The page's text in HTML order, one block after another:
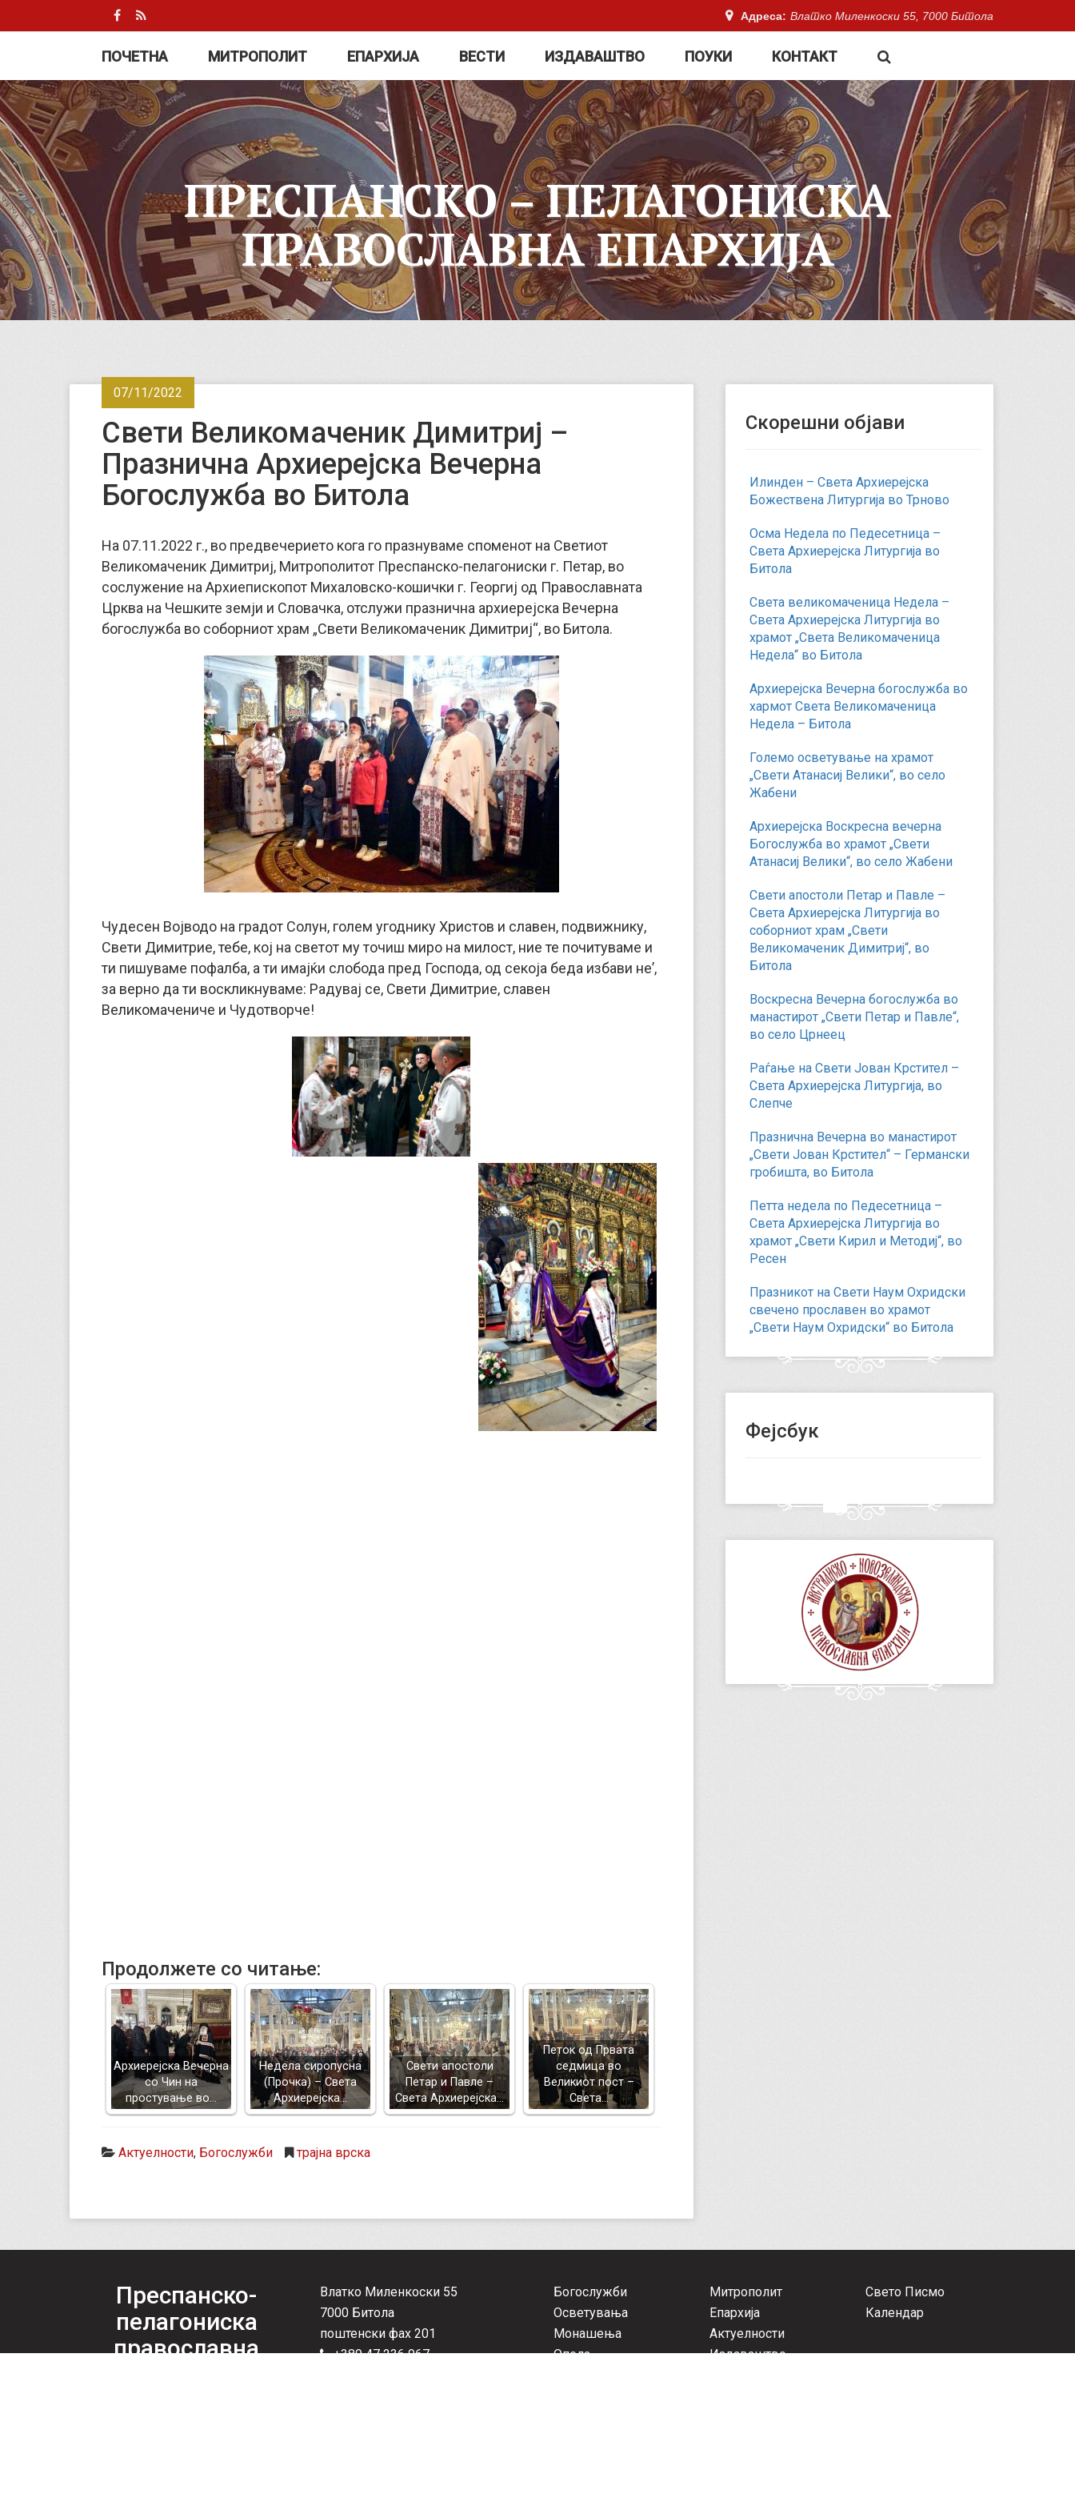
Адреса: Влатко Миленкоски 55, 7000 Битола
ПОЧЕТНА МИТРОПОЛИТ ЕПАРХИЈА ВЕСТИ ИЗДАВАШТВО ПОУКИ КОНТАКТ
ПРЕСПАНСКО – ПЕЛАГОНИСКА
ПРАВОСЛАВНА ЕПАРХИЈА
07/11/2022
Свети Великомаченик Димитриј –
Празнична Архиерејска Вечерна
Богослужба во Битола
На 07.11.2022 г., во предвечерието кога го празнуваме споменот на Светиот
Великомаченик Димитриј, Митрополитот Преспанско-пелагониски г. Петар, во
сослужение на Архиепископот Михаловско-кошички г. Георгиј од Православната
Црква на Чешките земји и Словачка, отслужи празнична архиерејска Вечерна
богослужба во соборниот храм „Свети Великомаченик Димитриј“, во Битола.
Чудесен Војводо на градот Солун, голем угоднику Христов и славен, подвижнику,
Свети Димитрие, тебе, кој на светот му точиш миро на милост, ние те почитуваме и
ти пишуваме пофалба, а ти имајќи слобода пред Господа, од секоја беда избави не’,
за верно да ти воскликнуваме: Радувај се, Свети Димитрие, славен
Великомачениче и Чудотворче!
Продолжете со читање:
Архиерејска Вечерна
со Чин на
простување во…
Недела сиропусна
(Прочка) – Света
Архиерејска…
Свети апостоли
Петар и Павле –
Света Архиерејска…
Петок од Првата
седмица во
Великиот пост –
Света…
Актуелности, Богослужби трајна врска
Скорешни објави
Илинден – Света Архиерејска
Божествена Литургија во Трново
Осма Недела по Педесетница –
Света Архиерејска Литургија во
Битола
Света великомаченица Недела –
Света Архиерејска Литургија во
храмот „Света Великомаченица
Недела“ во Битола
Архиерејска Вечерна богослужба во
хармот Света Великомаченица
Недела – Битола
Големо осветување на храмот
„Свети Атанасиј Велики“, во село
Жабени
Архиерејска Воскресна вечерна
Богослужба во храмот „Свети
Атанасиј Велики“, во село Жабени
Свети апостоли Петар и Павле –
Света Архиерејска Литургија во
соборниот храм „Свети
Великомаченик Димитриј“, во
Битола
Воскресна Вечерна богослужба во
манастирот „Свети Петар и Павле“,
во село Црнеец
Раѓање на Свети Јован Крстител –
Света Архиерејска Литургија, во
Слепче
Празнична Вечерна во манастирот
„Свети Јован Крстител“ – Германски
гробишта, во Битола
Петта недела по Педесетница –
Света Архиерејска Литургија во
храмот „Свети Кирил и Методиј“, во
Ресен
Празникот на Свети Наум Охридски
свечено прославен во храмот
„Свети Наум Охридски“ во Битола
Фејсбук
Преспанско-
пелагониска
православна
Влатко Миленкоски 55
7000 Битола
поштенски фах 201
+389 47 236 967
Богослужби
Осветувања
Монашења
Опела
Митрополит
Епархија
Актуелности
Издаваштво
Свето Писмо
Календар